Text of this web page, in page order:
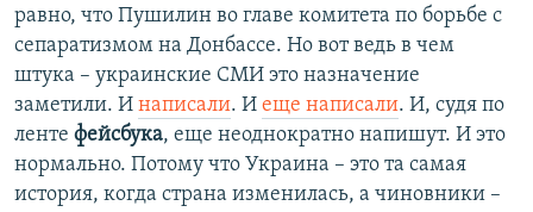
равно, что Пушилин во главе комитета по борьбе с
сепаратизмом на Донбассе. Но вот ведь в чем
штука – украинские СМИ это назначение
заметили. И написали. И еще написали. И, судя по
ленте фейсбука, еще неоднократно напишут. И это
нормально. Потому что Украина – это та самая
история, когда страна изменилась, а чиновники –